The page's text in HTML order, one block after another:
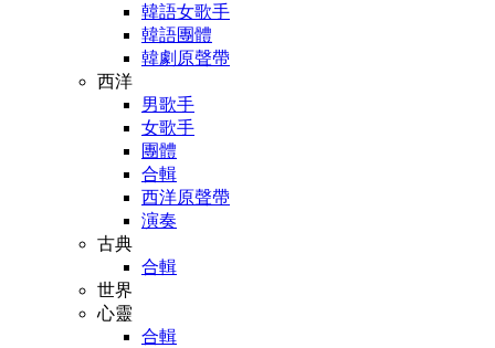
韓語女歌手
韓語團體
韓劇原聲帶
西洋
男歌手
女歌手
團體
合輯
西洋原聲帶
演奏
古典
合輯
世界
心靈
合輯